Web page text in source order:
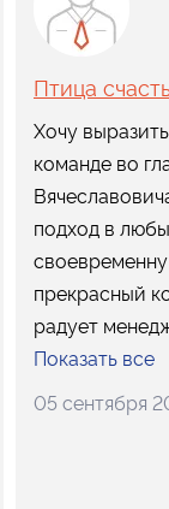
Птица
Хочу
команде во
подход в
прекрасный
радует
Показать все
05 сентября